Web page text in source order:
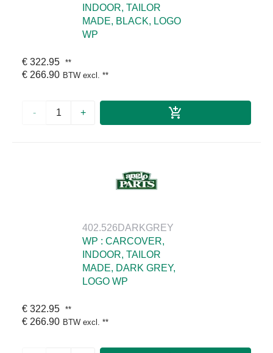
INDOOR, TAILOR
MADE, BLACK, LOGO
WP
€ 322.95 **
€ 266.90 BTW excl. **
- +
402.526DARKGREY
WP : CARCOVER,
INDOOR, TAILOR
MADE, DARK GREY,
LOGO WP
€ 322.95 **
€ 266.90 BTW excl. **